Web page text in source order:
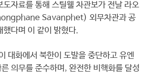
도자료를 통해 스틸웰 차관보가 전날 라오
Savanphet) 외무차관과 공
했다며 이 같이 밝혔다.
대화에서 북한이 도발을 중단하고 유엔
의무를 준수하며, 완전한 비핵화를 달성